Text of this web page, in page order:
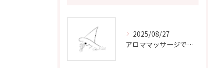
2025/08/27
アロママッサージで叶える心身リラックスと健康維持の新習慣ガイド